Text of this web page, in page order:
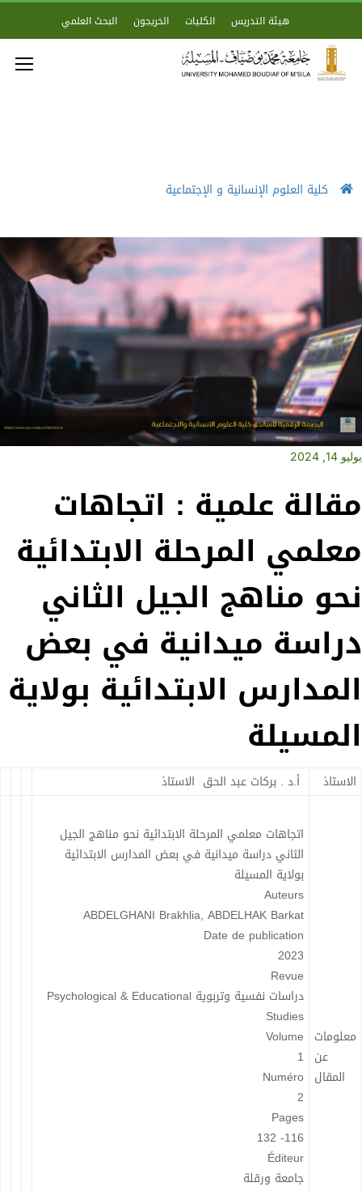
هيئة التدريس الكليات الخريجون البحث العلمي
كلية العلوم الإنسانية و الإجتماعية
يوليو 14, 2024
مقالة علمية : اتجاهات
معلمي المرحلة الابتدائية
نحو مناهج الجيل الثاني
دراسة ميدانية في بعض
المدارس الابتدائية بولاية
المسيلة
الاستاذ أ.د . بركات عبد الحق الاستاذ
معلومات
عن
المقال
اتجاهات معلمي المرحلة الابتدائية نحو مناهج الجيل
الثاني دراسة ميدانية في بعض المدارس الابتدائية
بولاية المسيلة
Auteurs
ABDELGHANI Brakhlia, ABDELHAK Barkat
Date de publication
2023
Revue
دراسات نفسية وتربوية Psychological & Educational
Studies
Volume
1
Numéro
2
Pages
116- 132
Éditeur
جامعة ورقلة